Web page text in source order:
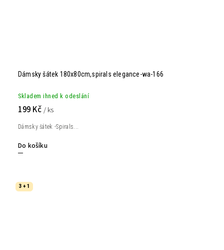
Dámsky šátek 180x80cm,spirals elegance-wa-166
Skladem ihned k odeslání
199 Kč / ks
Do košíku
Dámsky šátek -Spirals...
3 + 1